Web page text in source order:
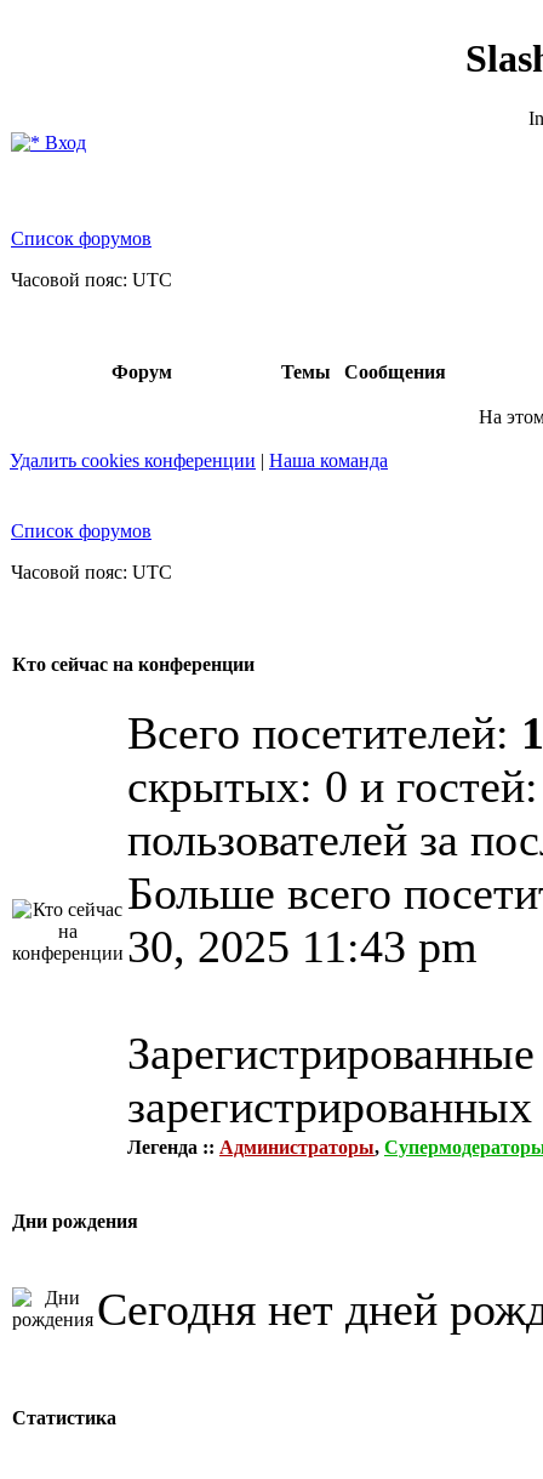
Вход
Список форумов
Часовой пояс: UTC
Форум Темы Сообщения
На
Удалить cookies конференции | Наша команда
Список форумов
Часовой пояс: UTC
Кто сейчас на конференции
Всего посетителей: 1
скрытых: 0 и
пользователей за
Больше всего
30, 2025 11:43 pm
зарегистрированных
Легенда :: Администраторы,
Дни рождения
Сегодня нет дней
Статистика